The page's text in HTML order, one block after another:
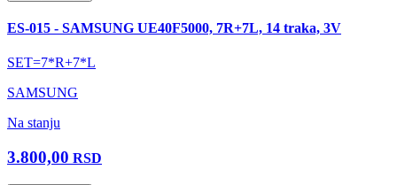
ES-015 - SAMSUNG UE40F5000, 7R+7L, 14 traka, 3V
SET=7*R+7*L
SAMSUNG
Na stanju
3.800,00 RSD